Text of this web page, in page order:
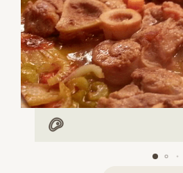
Mit Fleisch